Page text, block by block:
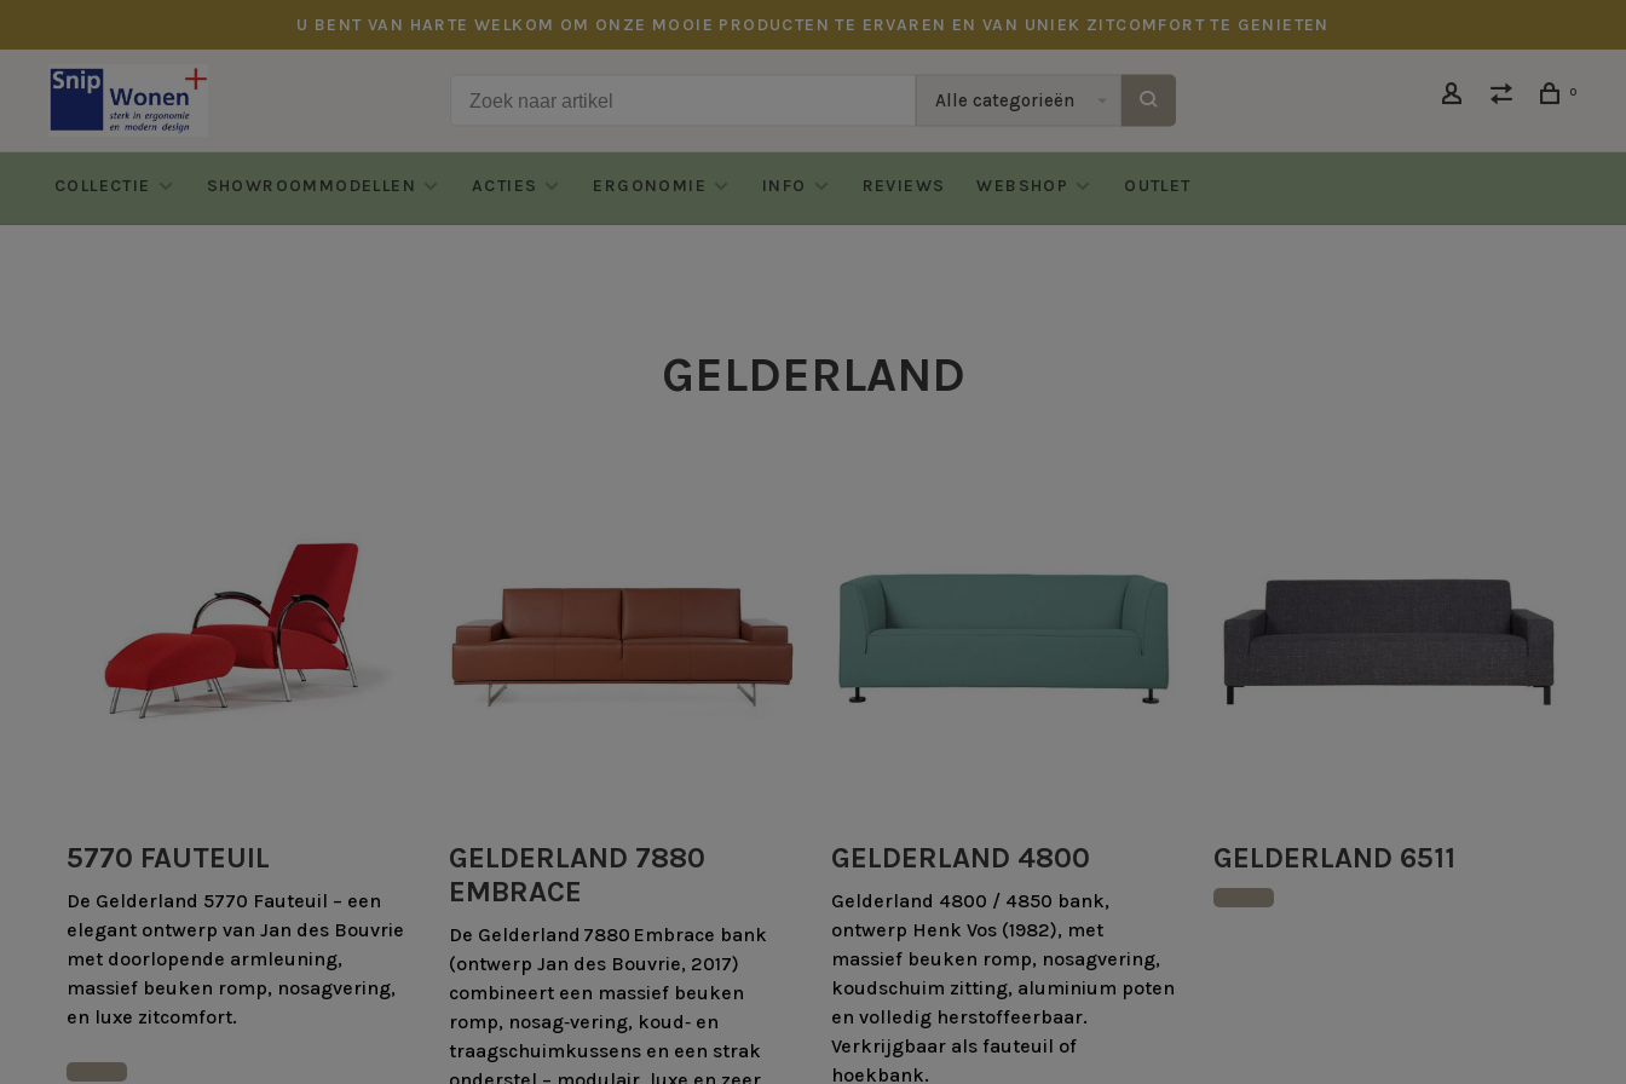
U BENT VAN HARTE WELKOM OM ONZE MOOIE PRODUCTEN TE ERVAREN EN VAN UNIEK ZITCOMFORT TE GENIETEN
Alle categorieën 0
COLLECTIE SHOWROOMMODELLEN ACTIES ERGONOMIE INFO REVIEWS WEBSHOP OUTLET
GELDERLAND
5770 FAUTEUIL
De Gelderland 5770 Fauteuil – een
elegant ontwerp van Jan des Bouvrie
met doorlopende armleuning,
massief beuken romp, nosagvering,
en luxe zitcomfort.
GELDERLAND 7880
EMBRACE
De Gelderland 7880 Embrace bank
(ontwerp Jan des Bouvrie, 2017)
combineert een massief beuken
romp, nosag‑vering, koud‑ en
traagschuimkussens en een strak
GELDERLAND 4800
Gelderland 4800 / 4850 bank,
ontwerp Henk Vos (1982), met
massief beuken romp, nosagvering,
koudschuim zitting, aluminium poten
en volledig herstoffeerbaar.
Verkrijgbaar als fauteuil of
hoekbank.
GELDERLAND 6511